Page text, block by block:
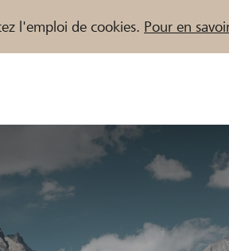
l'emploi de cookies. Pour en